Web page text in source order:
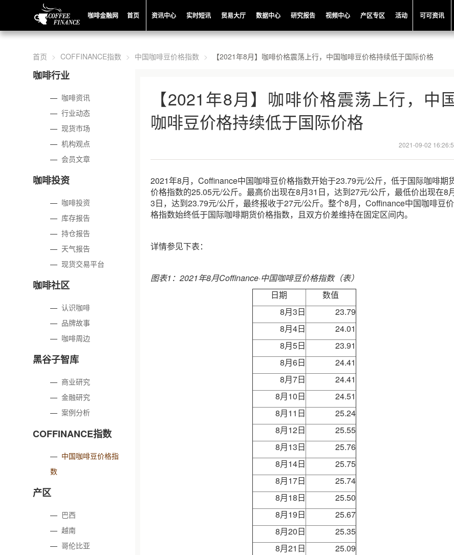
咖啡金融网 首页 资讯中心 实时短讯 贸易大厅 数据中心 研究报告 视频中心 产区专区 活动 可可资讯
首页 COFFINANCE指数 中国咖啡豆价格指数 【2021年8月】咖啡价格震荡上行，中国咖啡豆价格持续低于国际价格
咖啡行业
— 咖啡资讯
—行业动态
—现货市场
—机构观点
—会员文章
咖啡投资
— 咖啡投资
— 库存报告
—持仓报告
— 天气报告
—现货交易平台
咖啡社区
—认识咖啡
— 品牌故事
— 咖啡周边
黑谷子智库
— 商业研究
—金融研究
—案例分析
COFFINANCE指数
— 中国咖啡豆价格指
数
产区
— 巴西
—越南
—哥伦比亚
【2021年8月】咖啡价格震荡上行，中
咖啡豆价格持续低于国际价格
2021-09-02
2021年8月，Coffinance中国咖啡豆价格指数开始于23.79元/公斤，低于国际咖啡期
价格指数的25.05元/公斤。最高价出现在8月31日，达到27元/公斤，最低价出现在8
3日，达到23.79元/公斤，最终报收于27元/公斤。整个8月，Coffinance中国咖啡豆价
格指数始终低于国际咖啡期货价格指数，且双方价差维持在固定区间内。
详情参见下表：
图表1：2021年8月Coffinance·中国咖啡豆价格指数（表）
日期
数值
8月3日
23.79
8月4日
24.01
8月5日
23.91
8月6日
24.41
8月7日
24.41
8月10日
24.51
8月11日
25.24
8月12日
25.55
8月13日
25.76
8月14日
25.75
8月17日
25.74
8月18日
25.50
8月19日
25.67
8月20日
25.35
8月21日
25.09